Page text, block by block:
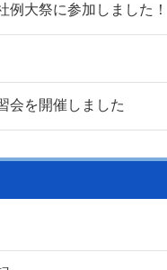
例大祭に参加しました！
会を開催しました